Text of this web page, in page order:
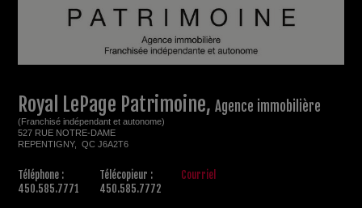
Royal LePage Patrimoine,Agence immobilière
(Franchisé indépendant et autonome)
527 RUE NOTRE-DAME
REPENTIGNY, QC J6A2T6
Téléphone :
450.585.7771
Télécopieur :
450.585.7772
Courriel